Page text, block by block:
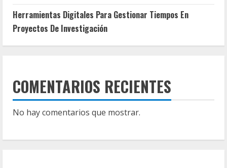
Herramientas Digitales Para Gestionar Tiempos En
Proyectos De Investigación
COMENTARIOS RECIENTES
No hay comentarios que mostrar.